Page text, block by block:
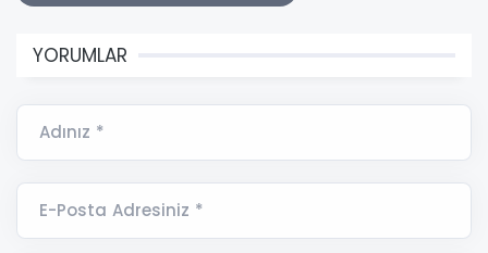
YORUMLAR
Adınız *
E-Posta Adresiniz *